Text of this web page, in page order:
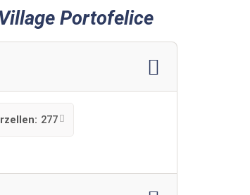
Portofelice
277